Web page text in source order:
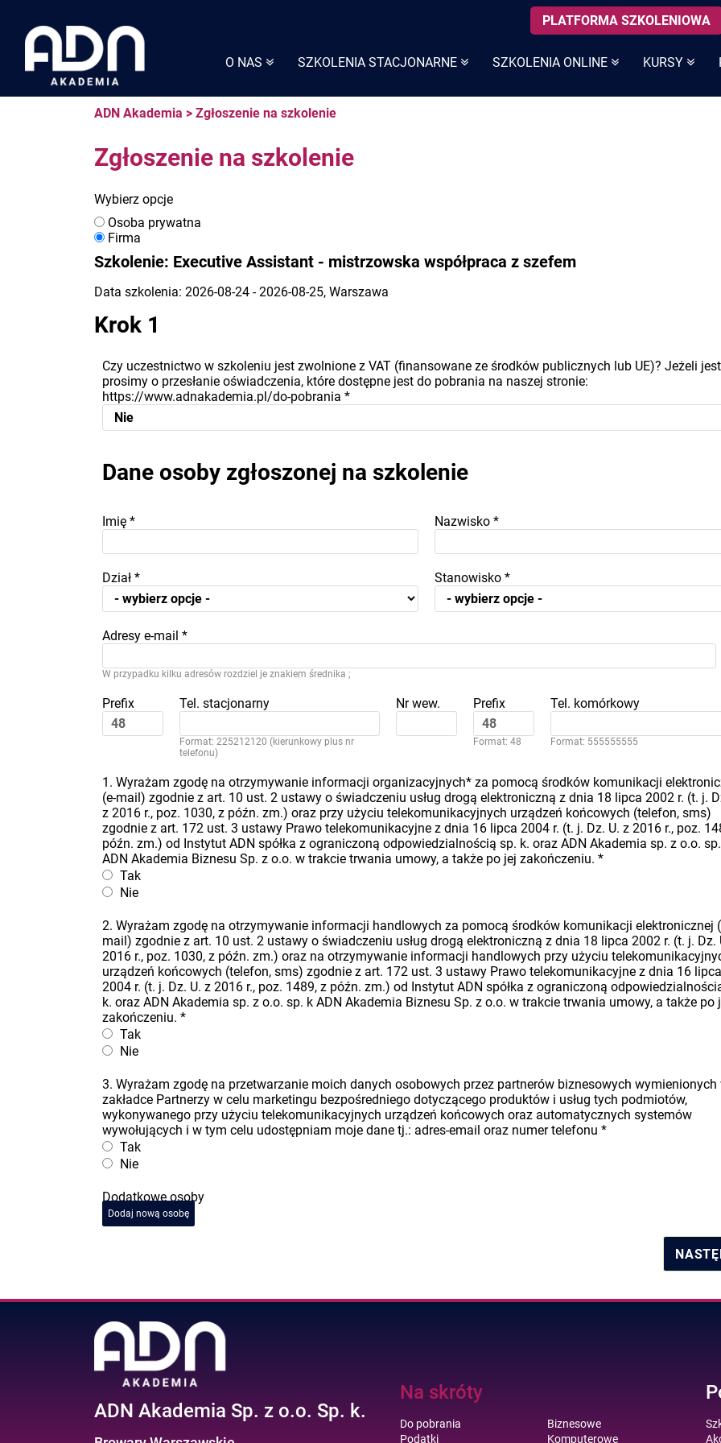
O NAS SZKOLENIA STACJONARNE SZKOLENIA ONLINE KURSY
content
PLATFORMA SZKOLENIOWA
ADN Akademia > Zgłoszenie na szkolenie
Zgłoszenie na szkolenie
Wybierz opcje
Osoba prywatna
Firma
Szkolenie: Executive Assistant - mistrzowska współpraca z szefem
Data szkolenia: 2026-08-24 - 2026-08-25, Warszawa
Krok 1
Czy uczestnictwo w szkoleniu jest zwolnione z VAT (finansowane ze środków publicznych lub UE)? Jeżeli
prosimy o przesłanie oświadczenia, które dostępne jest do pobrania na naszej stronie:
https://www.adnakademia.pl/do-pobrania *
Dane osoby zgłoszonej na szkolenie
Imię * Nazwisko *
Dział * Stanowisko *
Adresy e-mail *
W przypadku kilku adresów rozdziel je znakiem średnika ;
Prefix Tel. stacjonarny
Format: 225212120 (kierunkowy plus nr
telefonu)
Nr wew. Prefix
Format: 48
Tel. komórkowy
Format: 555555555
1. Wyrażam zgodę na otrzymywanie informacji organizacyjnych* za pomocą środków komunikacji
(e-mail) zgodnie z art. 10 ust. 2 ustawy o świadczeniu usług drogą elektroniczną z dnia 18 lipca 2002 r. (t. j.
z 2016 r., poz. 1030, z późn. zm.) oraz przy użyciu telekomunikacyjnych urządzeń końcowych (telefon, sms)
zgodnie z art. 172 ust. 3 ustawy Prawo telekomunikacyjne z dnia 16 lipca 2004 r. (t. j. Dz. U. z 2016 r., poz.
późn. zm.) od Instytut ADN spółka z ograniczoną odpowiedzialnością sp. k. oraz ADN Akademia sp. z o.o.
ADN Akademia Biznesu Sp. z o.o. w trakcie trwania umowy, a także po jej zakończeniu. *
Tak
Nie
2. Wyrażam zgodę na otrzymywanie informacji handlowych za pomocą środków komunikacji elektronicznej
mail) zgodnie z art. 10 ust. 2 ustawy o świadczeniu usług drogą elektroniczną z dnia 18 lipca 2002 r. (t. j. Dz.
2016 r., poz. 1030, z późn. zm.) oraz na otrzymywanie informacji handlowych przy użyciu
urządzeń końcowych (telefon, sms) zgodnie z art. 172 ust. 3 ustawy Prawo telekomunikacyjne z dnia 16 lipca
2004 r. (t. j. Dz. U. z 2016 r., poz. 1489, z późn. zm.) od Instytut ADN spółka z ograniczoną
k. oraz ADN Akademia sp. z o.o. sp. k ADN Akademia Biznesu Sp. z o.o. w trakcie trwania umowy, a także po
zakończeniu. *
Tak
Nie
3. Wyrażam zgodę na przetwarzanie moich danych osobowych przez partnerów biznesowych wymienionych
zakładce Partnerzy w celu marketingu bezpośredniego dotyczącego produktów i usług tych podmiotów,
wykonywanego przy użyciu telekomunikacyjnych urządzeń końcowych oraz automatycznych systemów
wywołujących i w tym celu udostępniam moje dane tj.: adres-email oraz numer telefonu *
Tak
Nie
Dodatkowe osoby
Dodaj nową osobę
ADN Akademia Sp. z o.o. Sp. k.
Na skróty
Do pobrania
Podatki
Biznesowe
Komputerowe